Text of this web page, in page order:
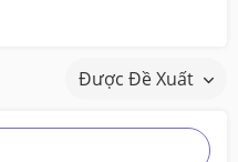
Được Đề Xuất